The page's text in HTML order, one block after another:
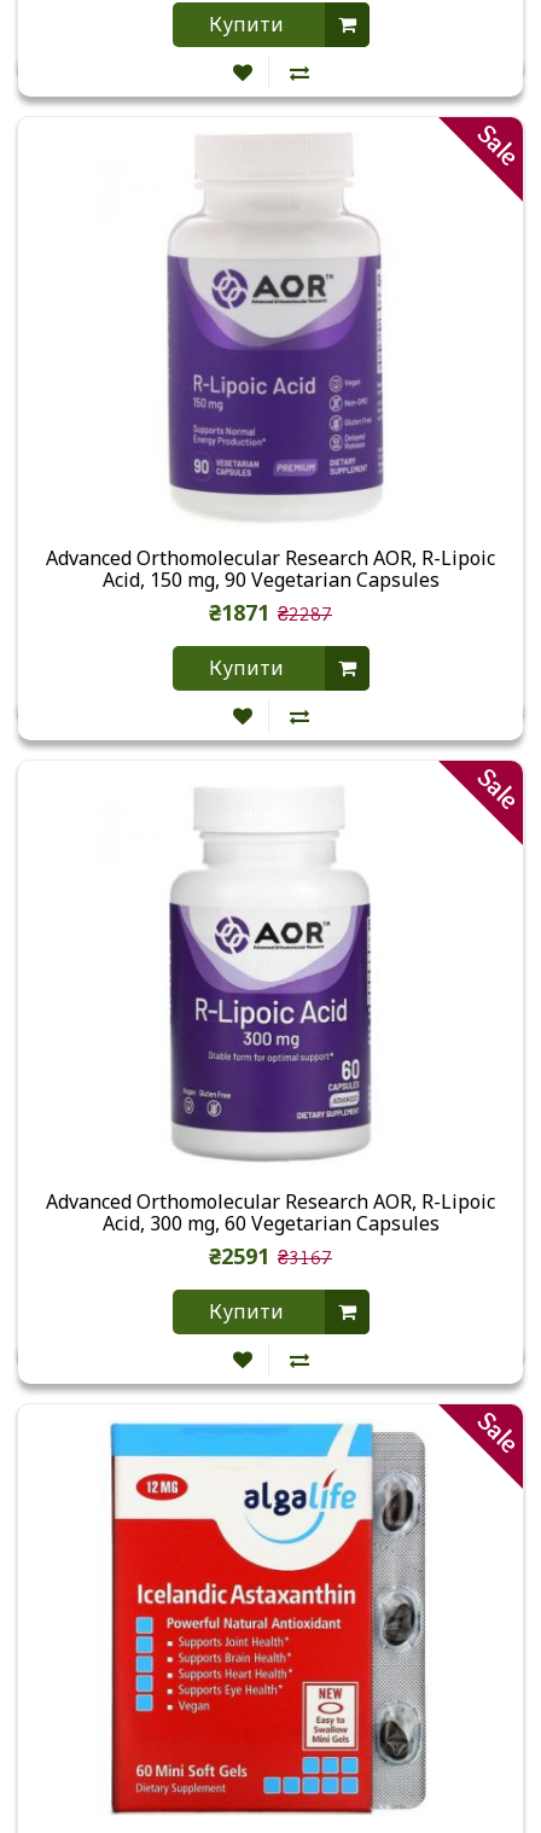
Купити
Sale
Advanced Orthomolecular Research AOR, R-Lipoic
Acid, 150 mg, 90 Vegetarian Capsules
₴1871 ₴2287
Купити
Sale
Advanced Orthomolecular Research AOR, R-Lipoic
Acid, 300 mg, 60 Vegetarian Capsules
₴2591 ₴3167
Купити
Sale